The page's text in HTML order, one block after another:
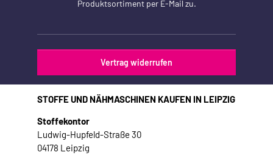
Produktsortiment per E-Mail zu.
Vertrag widerrufen
STOFFE UND NÄHMASCHINEN KAUFEN IN LEIPZIG
Stoffekontor
Ludwig-Hupfeld-Straße 30
04178 Leipzig